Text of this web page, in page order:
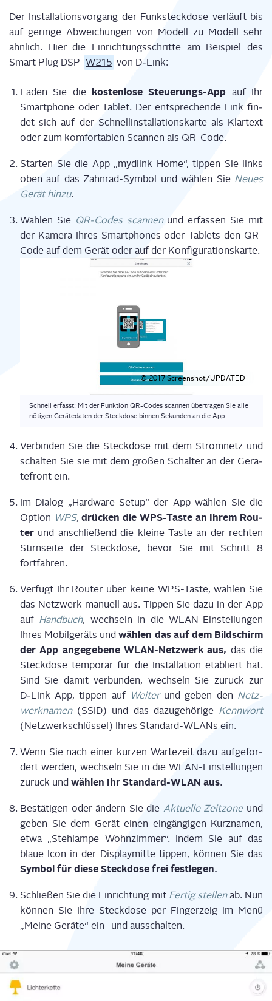
Der Instal­la­ti­ons­vor­gang der Funk­steck­do­se ver­läuft bis
auf gerin­ge Abwei­chun­gen von Modell zu Modell sehr
ähn­lich. Hier die Ein­rich­tungs­schrit­te am Bei­spiel des
Smart Plug DSP- W215 von D‑Link:
Laden Sie die kos­ten­lo­se Steue­rungs-App auf Ihr
Smart­phone oder Tablet. Der ent­spre­chen­de Link fin­
det sich auf der Schnell­in­stal­la­ti­ons­kar­te als Klar­text
oder zum kom­for­ta­blen Scan­nen als QR-Code.
Star­ten Sie die App „myd­link Home“, tip­pen Sie links
oben auf das Zahn­rad-Sym­bol und wäh­len Sie Neu­es
Gerät hin­zu.
Wäh­len Sie QR-Codes scan­nenund erfas­sen Sie mit
der Kame­ra Ihres Smart­phones oder Tablets den QR-
Code auf dem Gerät oder auf der Konfigurationskarte.
© 2017 Screenshot/UPDATED
Schnell erfasst: Mit der Funk­ti­on QR-Codes scan­nen über­tra­gen Sie alle
nöti­gen Gerä­te­da­ten der Steck­do­se bin­nen Sekun­den an die App.
Ver­bin­den Sie die Steck­do­se mit dem Strom­netz und
schal­ten Sie sie mit dem gro­ßen Schal­ter an der Gerä­
te­front ein.
Im Dia­log „Hard­ware-Set­up“ der App wäh­len Sie die
Opti­on WPS,drü­cken die WPS-Tas­te an Ihrem Rou­
ter und anschlie­ßend die klei­ne Tas­te an der rech­ten
Stirn­sei­te der Steck­do­se, bevor Sie mit Schritt 8
fortfahren.
Ver­fügt Ihr Rou­ter über kei­ne WPS-Tas­te, wäh­len Sie
das Netz­werk manu­ell aus. Tip­pen Sie dazu in der App
auf Hand­buch, wech­seln in die WLAN-Ein­stel­lun­gen
Ihres Mobil­ge­räts undwäh­len das auf dem Bild­schirm
der App ange­ge­be­ne WLAN-Netz­werk aus, das die
Steck­do­se tem­po­rär für die Instal­la­ti­on eta­bliert hat.
Sind Sie damit ver­bun­den, wech­seln Sie zurück zur
D‑Link-App, tip­pen auf Wei­terund geben den Netz­
werk­na­men (SSID) und das dazu­ge­hö­ri­ge Kenn­wort
(Netz­werk­schlüs­sel) Ihres Stan­dard-WLANs ein.
Wenn Sie nach einer kur­zen War­te­zeit dazu auf­ge­for­
dert wer­den, wech­seln Sie in die WLAN-Ein­stel­lun­gen
zurück und wäh­len Ihr Stan­dard-WLAN aus.
Bestä­ti­gen oder ändern Sie die Aktu­el­le Zeit­zo­neund
geben Sie dem Gerät einen ein­gän­gi­gen Kurz­na­men,
etwa „Steh­lam­pe Wohn­zim­mer“. Indem Sie auf das
blaue Icon in der Dis­play­mit­te tip­pen, kön­nen Sie das
Sym­bol für die­se Steck­do­se frei festlegen.
Schlie­ßen Sie die Ein­rich­tung mit Fer­tig stel­lenab. Nun
kön­nen Sie Ihre Steck­do­se per Fin­ger­zeig im Menü
„Mei­ne Gerä­te“ ein- und ausschalten.